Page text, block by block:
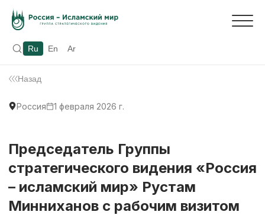
Ru En Ar
Назад
Россия 1 февраля 2026 г.
Председатель Группы
стратегического видения «Россия
– исламский мир» Рустам
Минниханов с рабочим визитом